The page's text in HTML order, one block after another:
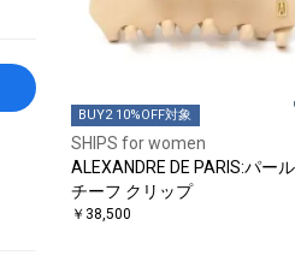
BUY2 10%OFF対象
SHIPS for women
ALEXANDRE DE PARIS:パー
チーフ クリップ
￥38,500